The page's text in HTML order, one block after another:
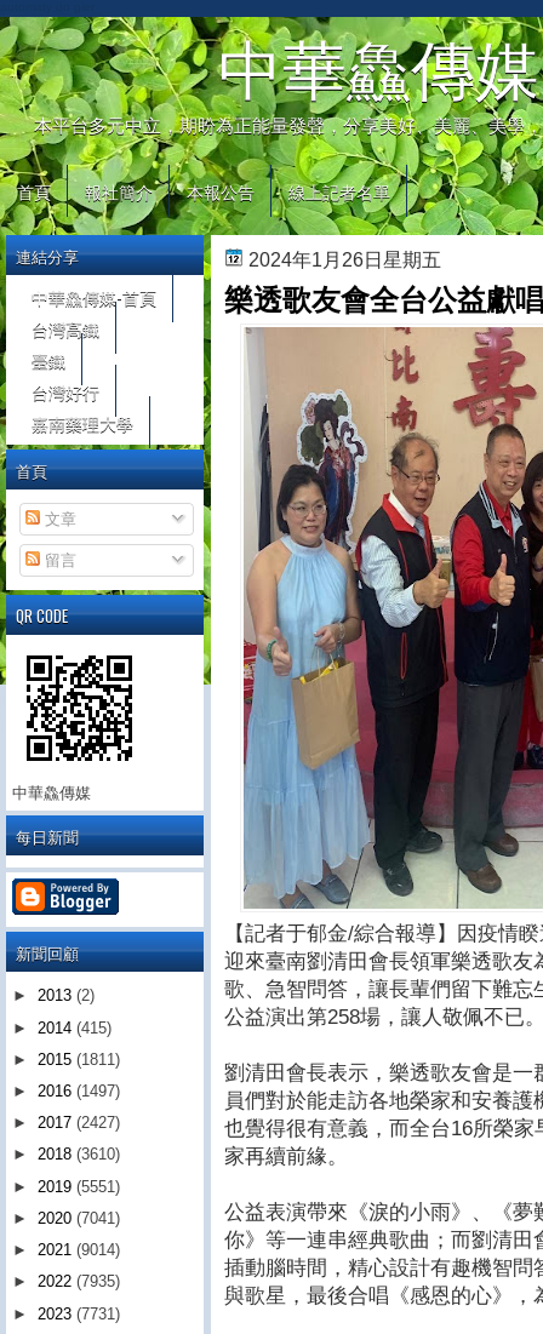
中華鱻傳媒
本平台多元中立，期盼為正能量發聲，分享美好、美麗、美學
首頁 報社簡介 本報公告 線上記者名單
2024年1月26日星期五
樂透歌友會全台公益獻
【記者于郁金/綜合報導】因疫情
迎來臺南劉清田會長領軍樂透歌
歌、急智問答，讓長輩們留下難
公益演出第258場，讓人敬佩不已
劉清田會長表示，樂透歌友會是
員們對於能走訪各地榮家和安養
也覺得很有意義，而全台16所榮
家再續前緣。
公益表演帶來《淚的小雨》、《
你》等一連串經典歌曲；而劉清
插動腦時間，精心設計有趣機智
與歌星，最後合唱《感恩的心》，
連結分享
中華鱻傳媒-首頁
台灣高鐵
臺鐵
台灣好行
嘉南藥理大學
首頁
文章
留言
QR CODE
中華鱻傳媒
每日新聞
新聞回顧
► 2013 (2)
► 2014 (415)
► 2015 (1811)
► 2016 (1497)
► 2017 (2427)
► 2018 (3610)
► 2019 (5551)
► 2020 (7041)
► 2021 (9014)
► 2022 (7935)
► 2023 (7731)